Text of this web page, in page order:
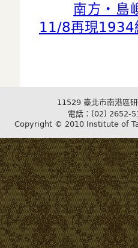
南方・島
11/8再現1934
11529 臺北市南港區
電話：(02) 2652-
Copyright © 2010 Institute of